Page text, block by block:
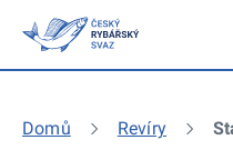
Domů Revíry